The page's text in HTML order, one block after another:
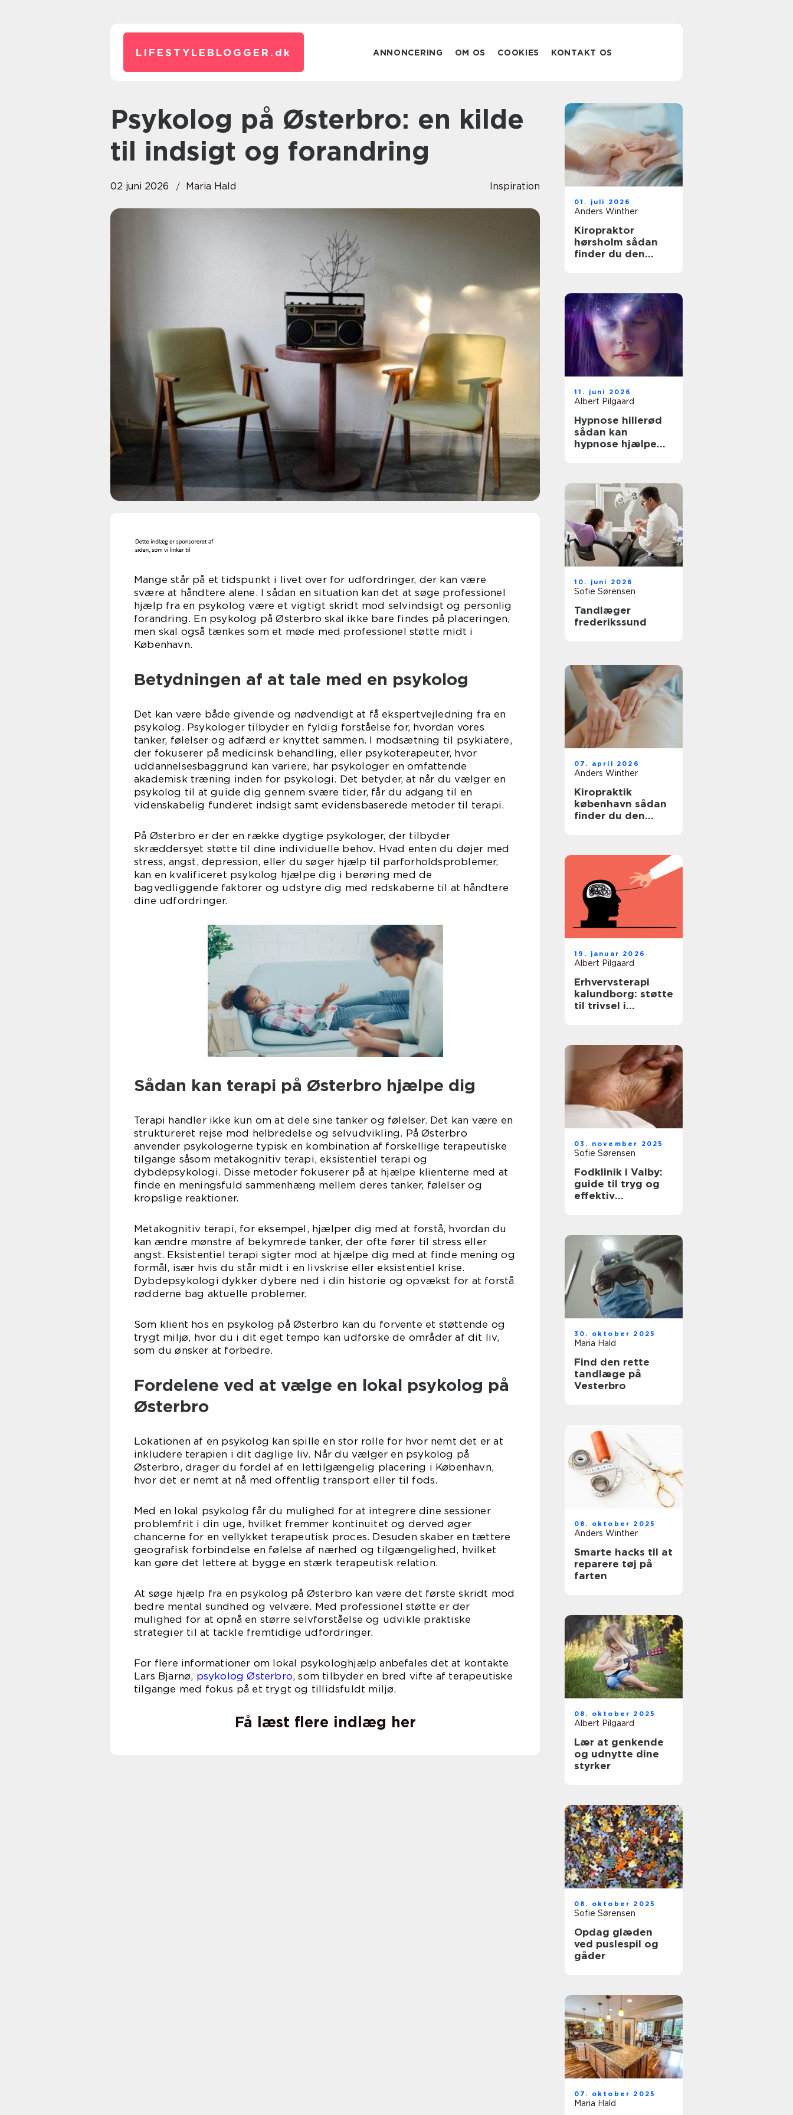
LIFESTYLEBLOGGER. dk ANNONCERING OM OS COOKIES KONTAKT OS
Psykolog på Østerbro: en kilde
til indsigt og forandring
02 juni 2026 Maria Hald Inspiration
Mange står på et tidspunkt i livet over for udfordringer, der kan være
svære at håndtere alene. I sådan en situation kan det at søge professionel
hjælp fra en psykolog være et vigtigt skridt mod selvindsigt og personlig
forandring. En psykolog på Østerbro skal ikke bare findes på placeringen,
men skal også tænkes som et møde med professionel støtte midt i
København.
Betydningen af at tale med en psykolog
Det kan være både givende og nødvendigt at få ekspertvejledning fra en
psykolog. Psykologer tilbyder en fyldig forståelse for, hvordan vores
tanker, følelser og adfærd er knyttet sammen. I modsætning til psykiatere,
der fokuserer på medicinsk behandling, eller psykoterapeuter, hvor
uddannelsesbaggrund kan variere, har psykologer en omfattende
akademisk træning inden for psykologi. Det betyder, at når du vælger en
psykolog til at guide dig gennem svære tider, får du adgang til en
videnskabelig funderet indsigt samt evidensbaserede metoder til terapi.
På Østerbro er der en række dygtige psykologer, der tilbyder
skræddersyet støtte til dine individuelle behov. Hvad enten du døjer med
stress, angst, depression, eller du søger hjælp til parforholdsproblemer,
kan en kvalificeret psykolog hjælpe dig i berøring med de
bagvedliggende faktorer og udstyre dig med redskaberne til at håndtere
dine udfordringer.
Sådan kan terapi på Østerbro hjælpe dig
Terapi handler ikke kun om at dele sine tanker og følelser. Det kan være en
struktureret rejse mod helbredelse og selvudvikling. På Østerbro
anvender psykologerne typisk en kombination af forskellige terapeutiske
tilgange såsom metakognitiv terapi, eksistentiel terapi og
dybdepsykologi. Disse metoder fokuserer på at hjælpe klienterne med at
finde en meningsfuld sammenhæng mellem deres tanker, følelser og
kropslige reaktioner.
Metakognitiv terapi, for eksempel, hjælper dig med at forstå, hvordan du
kan ændre mønstre af bekymrede tanker, der ofte fører til stress eller
angst. Eksistentiel terapi sigter mod at hjælpe dig med at finde mening og
formål, især hvis du står midt i en livskrise eller eksistentiel krise.
Dybdepsykologi dykker dybere ned i din historie og opvækst for at forstå
rødderne bag aktuelle problemer.
Som klient hos en psykolog på Østerbro kan du forvente et støttende og
trygt miljø, hvor du i dit eget tempo kan udforske de områder af dit liv,
som du ønsker at forbedre.
Fordelene ved at vælge en lokal psykolog på
Østerbro
Lokationen af en psykolog kan spille en stor rolle for hvor nemt det er at
inkludere terapien i dit daglige liv. Når du vælger en psykolog på
Østerbro, drager du fordel af en lettilgængelig placering i København,
hvor det er nemt at nå med offentlig transport eller til fods.
Med en lokal psykolog får du mulighed for at integrere dine sessioner
problemfrit i din uge, hvilket fremmer kontinuitet og derved øger
chancerne for en vellykket terapeutisk proces. Desuden skaber en tættere
geografisk forbindelse en følelse af nærhed og tilgængelighed, hvilket
kan gøre det lettere at bygge en stærk terapeutisk relation.
At søge hjælp fra en psykolog på Østerbro kan være det første skridt mod
bedre mental sundhed og velvære. Med professionel støtte er der
mulighed for at opnå en større selvforståelse og udvikle praktiske
strategier til at tackle fremtidige udfordringer.
For flere informationer om lokal psykologhjælp anbefales det at kontakte
Lars Bjarnø, psykolog Østerbro, som tilbyder en bred vifte af terapeutiske
tilgange med fokus på et trygt og tillidsfuldt miljø.
Få læst flere indlæg her
01. juli 2026
Anders Winther
Kiropraktor
hørsholm sådan
finder du den
11. juni 2026
Albert Pilgaard
Hypnose hillerød
sådan kan
hypnose hjælpe
10. juni 2026
Sofie Sørensen
Tandlæger
frederikssund
07. april 2026
Anders Winther
Kiropraktik
københavn sådan
finder du den
19. januar 2026
Albert Pilgaard
Erhvervsterapi
kalundborg: støtte
til trivsel i
03. november 2025
Sofie Sørensen
Fodklinik i Valby:
guide til tryg og
effektiv
30. oktober 2025
Maria Hald
Find den rette
tandlæge på
Vesterbro
08. oktober 2025
Anders Winther
Smarte hacks til at
reparere tøj på
farten
08. oktober 2025
Albert Pilgaard
Lær at genkende
og udnytte dine
styrker
08. oktober 2025
Sofie Sørensen
Opdag glæden
ved puslespil og
gåder
07. oktober 2025
Maria Hald